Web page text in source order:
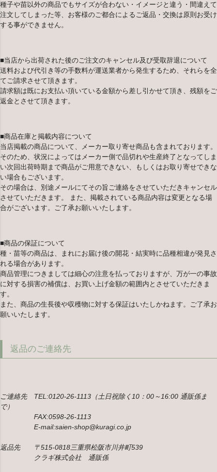
種子や苗以外の商品でもサイズが合わない・イメージと違う・間違えて
注文してしまった等、お客様のご都合によるご返品・交換は原則お受け
する事ができません。
■当店から出荷された後のご注文のキャンセル及び受取辞退について
送料および代引き等の手数料が運送業者から発生するため、それらを全
てご請求させて頂きます。
請求額は既にお支払い頂いている金額から差し引かせて頂き、残額をご
返金とさせて頂きます。
■商品在庫と掲載内容について
当店掲載の商品について、メーカー取り寄せ商品も含まれております。
そのため、状況によってはメーカー側で品切れや生産終了となってしま
い次回出荷時期まで商品がご用意できない、もしくはお取り寄せできな
い場合もございます。
その場合は、別途メールにてその旨ご連絡をさせていただきキャンセル
させていただきます。 また、掲載されている商品内容は変更となる場
合がございます。ご了承お願いいたします。
■商品の保証について
種・苗等の商品は、まれにお届け後の開花・結実時に品種相違が発見さ
れる場合があります。
商品管理につきましては細心の注意を払っておりますが、万が一の事故
に対する損害の補償は、お買い上げ金額の範囲内とさせていただきま
す。
また、商品の生長後や収穫物に対する保証はいたしかねます。ご了承お
願いいたします。
返品のご連絡先
ご連絡先 TEL:0120-26-1113（土日祝除く10：00～16:00 通販係ま
で）
FAX:0598-26-1113
E-mail:saien-shop@kuragi.co.jp
返品先 〒515-0818三重県松阪市川井町539
クラギ株式会社 通販係